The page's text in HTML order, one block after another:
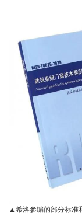
▲希洛参编的部分标准